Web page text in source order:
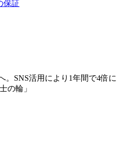
保証
。SNS活用により1年間で4倍に
の輪」